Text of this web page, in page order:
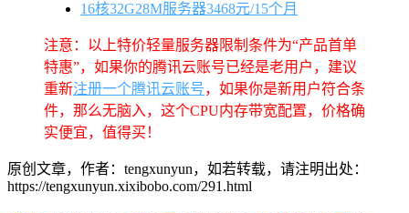
16核32G28M服务器3468元/15个月
注意：以上特价轻量服务器限制条件为“产品首单
特惠”，如果你的腾讯云账号已经是老用户，建议
重新注册一个腾讯云账号，如果你是新用户符合条
件，那么无脑入，这个CPU内存带宽配置，价格确
实便宜，值得买！
原创文章，作者：tengxunyun，如若转载，请注明出处：
https://tengxunyun.xixibobo.com/291.html